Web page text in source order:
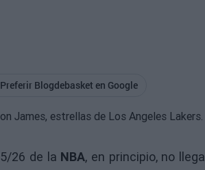
section
Preferir Blogdebasket en Google
26 de la NBA, en principio, no llega